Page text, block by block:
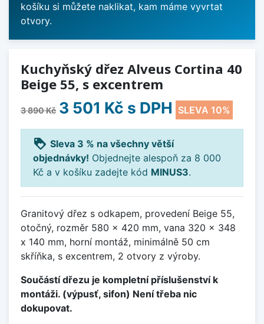
košíku si můžete naklikat, kam máme vyvrtat
otvory.
Kuchyňský dřez Alveus Cortina 40
Beige 55, s excentrem
3 890 Kč 3 501 Kč s DPH SLEVA 10%
loyalty Sleva 3 % na všechny větší
objednávky! Objednejte alespoň za 8 000
Kč a v košíku zadejte kód MINUS3.
Granitový dřez s odkapem, provedení Beige 55,
otočný, rozměr 580 x 420 mm, vana 320 x 348
x 140 mm, horní montáž, minimálně 50 cm
skříňka, s excentrem, 2 otvory z výroby.
Součástí dřezu je kompletní příslušenství k
montáži. (výpusť, sifon) Není třeba nic
dokupovat.